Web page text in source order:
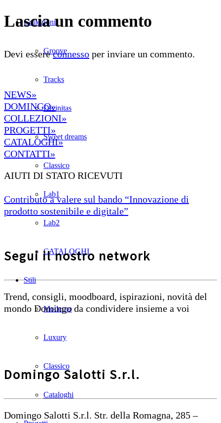
Collezioni
Groove
Tracks
Divinitas
Sweet dreams
Classico
Lab1
Lab2
CATALOGHI
Stili
Moderno
Luxury
Classico
Cataloghi
Lascia un commento
Devi essereconnesso per inviare un commento.
NEWS»
DOMINGO»
COLLEZIONI»
PROGETTI»
CATALOGHI»
CONTATTI»
AIUTI DI STATO RICEVUTI
Contributo a valere sul bando “Innovazione di
prodotto sostenibile e digitale”
Segui il nostro network
Trend, consigli, moodboard, ispirazioni, novità del
mondo Domingo da condividere insieme a voi
Domingo Salotti S.r.l.
Domingo Salotti S.r.l. Str. della Romagna, 285 –